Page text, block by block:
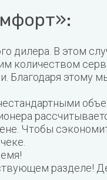
дилера. В этом
количеством
Благодаря этому
Чтобы
разделе!